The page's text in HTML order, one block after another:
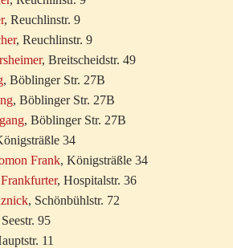
, Reuchlinstr. 9
, Reuchlinstr. 9
, Breitscheidstr. 49
, Böblinger Str. 27B
, Böblinger Str. 27B
, Böblinger Str. 27B
34
Frank, Königsträßle 34
, Hospitalstr. 36
, Schönbühlstr. 72
95
11